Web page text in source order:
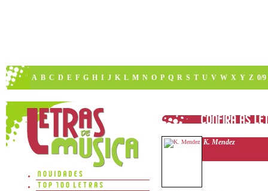
A B C D E F G H I J K L M N O P Q R S T U V W X Y Z 0/9
K. Mendez